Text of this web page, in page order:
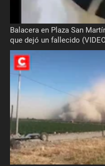
Balacera en Plaza San
que dejó un fallecido